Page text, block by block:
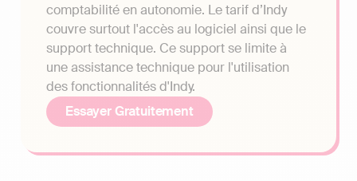
comptabilité en autonomie. Le tarif d’Indy
couvre surtout l'accès au logiciel ainsi que le
support technique. Ce support se limite à
une assistance technique pour l'utilisation
des fonctionnalités d'Indy.
Essayer Gratuitement